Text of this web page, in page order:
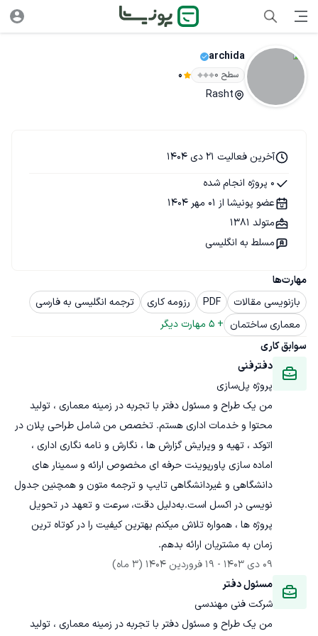
archida
سطح ۰ 0
Rasht
مهارت‌ها
بازنویسی مقالات
PDF رزومه کاری
ترجمه انگلیسی به فارسی
معماری ساختمان +
5 مهارت دیگر
سوابق کاری
دفترفنی
پروژه پل‌سازی
من یک طراح و مسئول دفتر با تجربه در زمینه معماری ، تولید
محتوا و خدمات اداری هستم. تخصص من شامل طراحی پلان در
اتوکد ، تهیه و ویرایش گزارش ها ، نگارش و نامه نگاری اداری ،
اماده سازی پاورپوینت حرفه ای مخصوص ارائه و سمینار های
دانشگاهی و غیردانشگاهی تایپ و ترجمه متون و همچنین جدول
نویسی در اکسل است.به‌دلیل دقت، سرعت و تعهد در تحویل
پروژه ها ، همواره تلاش میکنم بهترین کیفیت را در کوتاه ترین
زمان به مشتریان ارائه بدهم.
09 دی 1403
- 19 فروردین 1404
(3 ماه)
مسئول دفتر
شرکت فنی مهندسی
من یک طراح و مسئول دفتر با تجربه در زمینه معماری ، تولید
آخرین فعالیت 21 دی 1404
0 پروژه انجام شده
عضو پونیشا از 01 مهر 1404
متولد 1381
مسلط به انگلیسی